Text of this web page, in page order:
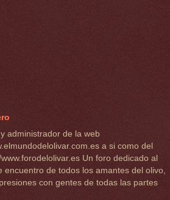
administrador de la web
a si como del
Un foro dedicado al
encuentro de todos los amantes del olivo,
con gentes de todas las partes